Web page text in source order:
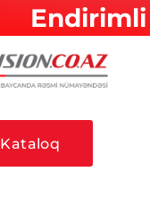
Kataloq